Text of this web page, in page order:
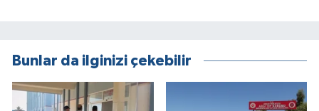
Bunlar da ilginizi çekebilir